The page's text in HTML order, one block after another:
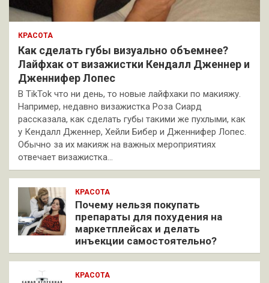
КРАСОТА
Как сделать губы визуально объемнее?
Лайфхак от визажистки Кендалл Дженнер и
Дженнифер Лопес
В TikTok что ни день, то новые лайфхаки по макияжу.
Например, недавно визажистка Роза Сиард
рассказала, как сделать губы такими же пухлыми, как
у Кендалл Дженнер, Хейли Бибер и Дженнифер Лопес.
Обычно за их макияж на важных мероприятиях
отвечает визажистка…
КРАСОТА
Почему нельзя покупать
препараты для похудения на
маркетплейсах и делать
инъекции самостоятельно?
КРАСОТА